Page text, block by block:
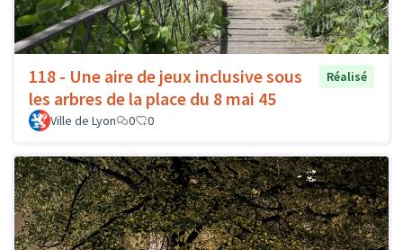
118 - Une aire de jeux inclusive sous
les arbres de la place du 8 mai 45
Réalisé
Ville de Lyon 0 0